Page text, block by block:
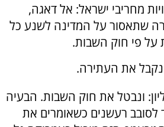
מחריבי ישראל: אל דאגה,
שתאסור על המדינה לשנע כל
על פי חוק השבות.
נקבל את העתירה.
ונבטל את חוק השבות. הבעיה
רעשנים כשאומרים את